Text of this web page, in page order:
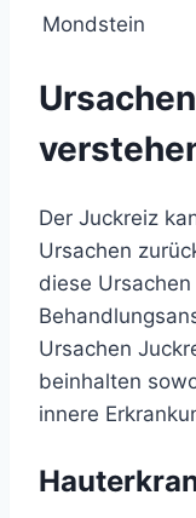
Mondstein
Der Juckreiz
Ursachen
diese
Ursachen
beinhalten
innere